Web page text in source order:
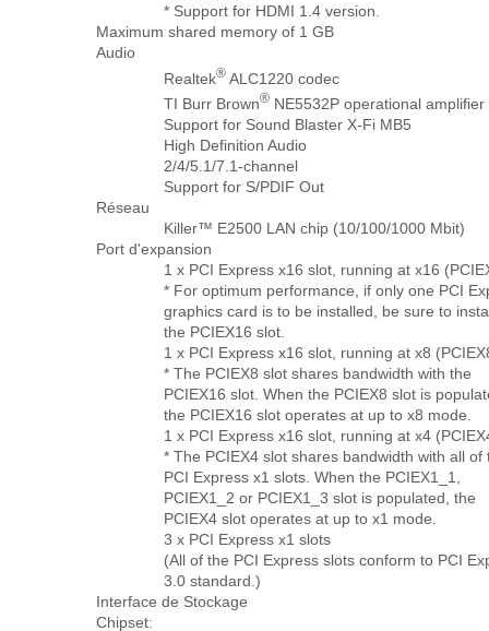
* Support for HDMI 1.4 version.
Maximum shared memory of 1 GB
Audio
Realtek® ALC1220 codec
TI Burr Brown® NE5532P operational amplifier
Support for Sound Blaster X-Fi MB5
High Definition Audio
2/4/5.1/7.1-channel
Support for S/PDIF Out
Réseau
Killer™ E2500 LAN chip (10/100/1000 Mbit)
Port d'expansion
1 x PCI Express x16 slot, running at x16
* For optimum performance, if only one PCI
graphics card is to be installed, be sure to
the PCIEX16 slot.
1 x PCI Express x16 slot, running at x8
* The PCIEX8 slot shares bandwidth with the
PCIEX16 slot. When the PCIEX8 slot is
the PCIEX16 slot operates at up to x8 mode.
1 x PCI Express x16 slot, running at x4
* The PCIEX4 slot shares bandwidth with all of
PCI Express x1 slots. When the PCIEX1_1,
PCIEX1_2 or PCIEX1_3 slot is populated, the
PCIEX4 slot operates at up to x1 mode.
3 x PCI Express x1 slots
(All of the PCI Express slots conform to PCI
3.0 standard.)
Interface de Stockage
Chipset: